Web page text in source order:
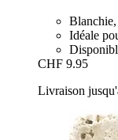
Blanchie,
Idéale
CHF 9.95
Livraison